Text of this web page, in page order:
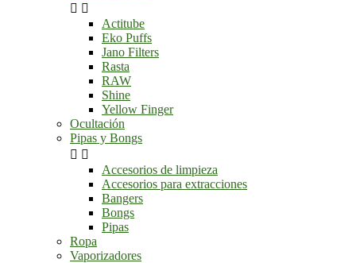
 
Actitube
Eko Puffs
Jano Filters
Rasta
RAW
Shine
Yellow Finger
Ocultación
Pipas y Bongs
 
Accesorios de limpieza
Accesorios para extracciones
Bangers
Bongs
Pipas
Ropa
Vaporizadores